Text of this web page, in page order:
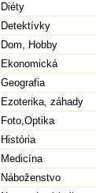
Diéty
Detektívky
Dom, Hobby
Ekonomická
Geografia
Ezoterika, záhady
Foto,Optika
História
Medicína
Náboženstvo